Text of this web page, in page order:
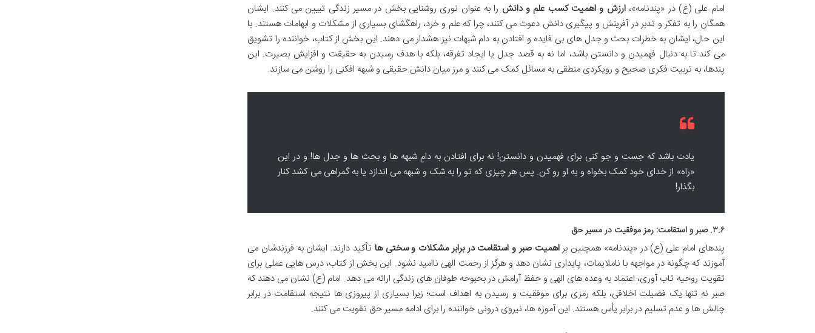
امام علی (ع) در «پندنامه»،ارزش و اهمیت کسب علم و دانش را به عنوان نوری روشنایی بخش در مسیر زندگی تبیین می کنند. ایشان
همگان را به تفکر و تدبر در آفرینش و پیگیری دانش دعوت می کنند، چرا که علم و خرد، راهگشای بسیاری از مشکلات و ابهامات هستند. با
این حال، ایشان به خطرات بحث و جدل های بی فایده و افتادن به دام شبهات نیز هشدار می دهند. این بخش از کتاب، خواننده را تشویق
می کند تا به دنبال فهمیدن و دانستن باشد، اما نه به قصد جدل یا ایجاد تفرقه، بلکه با هدف رسیدن به حقیقت و افزایش بصیرت. این
پندها، به تربیت فکری صحیح و رویکردی منطقی به مسائل کمک می کنند و مرز میان دانش حقیقی و شبهه افکنی را روشن می سازند.
یادت باشد که جست و جو کنی برای فهمیدن و دانستن! نه برای افتادن به دامِ شبهه ها و بحث ها و جدل ها! و در این
«راه» از خدای خود کمک بخواه و به او رو کن. پس هر چیزی که تو را به شک و شبهه می اندازد یا به گمراهی می کشد کنار
بگذار!
۳.۶. صبر و استقامت: رمز موفقیت در مسیر حق
پندهای امام علی (ع) در «پندنامه» همچنین براهمیت صبر و استقامت در برابر مشکلات و سختی ها تأکید دارند. ایشان به فرزندشان می
آموزند که چگونه در مواجهه با ناملایمات، پایداری نشان دهد و هرگز از رحمت الهی ناامید نشود. این بخش از کتاب، درس هایی عملی برای
تقویت روحیه تاب آوری، اعتماد به وعده های الهی و حفظ آرامش در بحبوحه طوفان های زندگی ارائه می دهد. امام (ع) نشان می دهند که
صبر نه تنها یک فضیلت اخلاقی، بلکه رمزی برای موفقیت و رسیدن به اهداف است؛ زیرا بسیاری از پیروزی ها نتیجه استقامت در برابر
چالش ها و عدم تسلیم در برابر یأس هستند. این آموزه ها، نیروی درونی خواننده را برای ادامه مسیر حق تقویت می کنند.